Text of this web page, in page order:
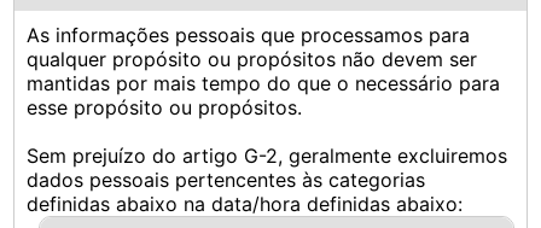
As informações pessoais que processamos para
qualquer propósito ou propósitos não devem ser
mantidas por mais tempo do que o necessário para
esse propósito ou propósitos.
Sem prejuízo do artigo G-2, geralmente excluiremos
dados pessoais pertencentes às categorias
definidas abaixo na data/hora definidas abaixo: